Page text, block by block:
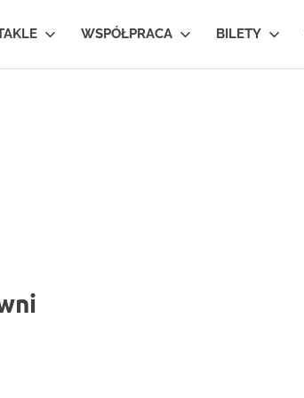
WSPÓŁPRACA BILETY